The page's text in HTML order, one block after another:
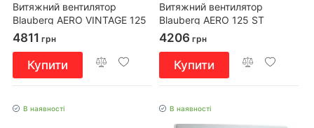
Витяжний вентилятор
Blauberg AERO VINTAGE 125
T
4811 грн
Купити
Витяжний вентилятор
Blauberg AERO 125 ST
4206 грн
Купити
В наявності В наявності